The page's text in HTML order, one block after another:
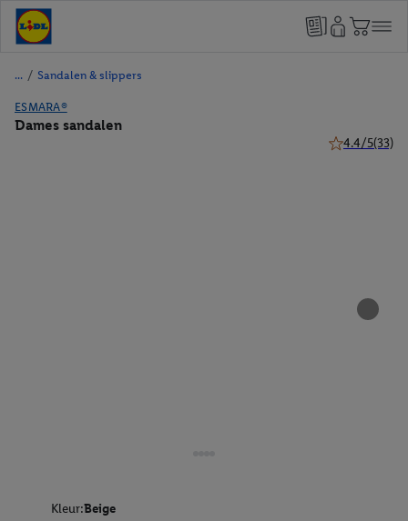
/ Sandalen & slippers
ESMARA®
Dames sandalen
4.4/5(33)
Kleur:Beige